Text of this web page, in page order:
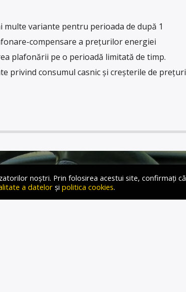
variante pentru perioada de după 1
compensare a prețurilor energiei
plafonării pe o perioadă limitată de timp.
privind consumul casnic și creșterile de prețuri
noștri. Prin folosirea acestui site, confirmați că
a datelorși politica cookies.